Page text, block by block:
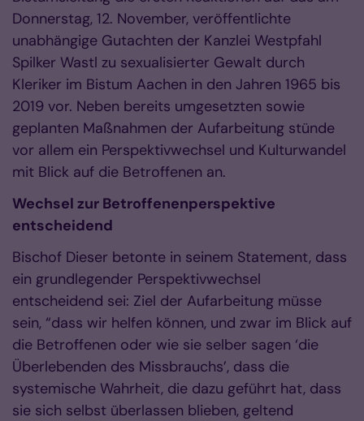
Donnerstag, 12. November, veröffentlichte
unabhängige Gutachten der Kanzlei Westpfahl
Spilker Wastl zu sexualisierter Gewalt durch
Kleriker im Bistum Aachen in den Jahren 1965 bis
2019 vor. Neben bereits umgesetzten sowie
geplanten Maßnahmen der Aufarbeitung stünde
vor allem ein Perspektivwechsel und Kulturwandel
mit Blick auf die Betroffenen an.
Wechsel zur Betroffenenperspektive
entscheidend
Bischof Dieser betonte in seinem Statement, dass
ein grundlegender Perspektivwechsel
entscheidend sei: Ziel der Aufarbeitung müsse
sein, “dass wir helfen können, und zwar im Blick auf
die Betroffenen oder wie sie selber sagen ‘die
Überlebenden des Missbrauchs’, dass die
systemische Wahrheit, die dazu geführt hat, dass
sie sich selbst überlassen blieben, geltend